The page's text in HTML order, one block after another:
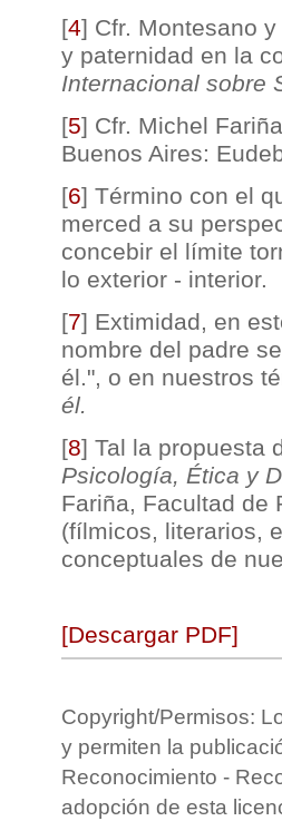
[4] Cfr. Montesano
y paternidad en la
Internacional sobre
[5] Cfr. Michel
Buenos Aires:
[6] Término con el
merced a su
concebir el límite
lo exterior - interior.
[7] Extimidad, en
nombre del padre
él.", o en nuestros
él.
[8] Tal la propuesta
Psicología, Ética y
Fariña, Facultad de
(fílmicos, literarios,
conceptuales de
[Descargar PDF]
Copyright/Permisos:
y permiten la
Reconocimiento -
adopción de esta